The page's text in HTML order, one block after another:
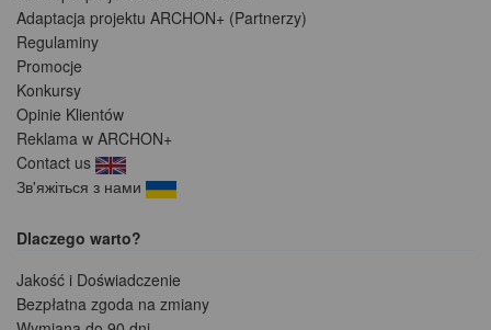
Adaptacja projektu ARCHON+ (Partnerzy)
Regulaminy
Promocje
Konkursy
Opinie Klientów
Reklama w ARCHON+
Contact us
Зв'яжіться з нами
Dlaczego warto?
Jakość i Doświadczenie
Bezpłatna zgoda na zmiany